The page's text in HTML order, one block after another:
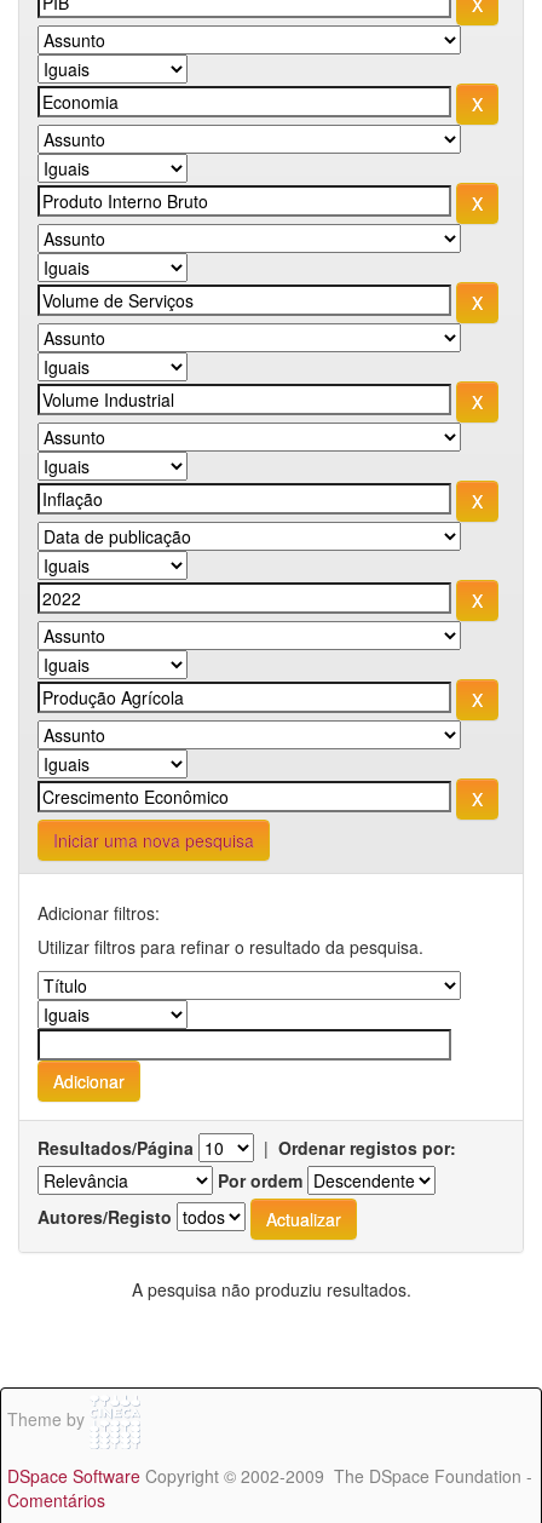
Iniciar uma nova pesquisa
Adicionar filtros:
Utilizar filtros para refinar o resultado da pesquisa.
Resultados/Página | Ordenar registos por:
Por ordem
Autores/Registo
A pesquisa não produziu resultados.
Theme by
DSpace Software Copyright © 2002-2009 The DSpace Foundation -
Comentários